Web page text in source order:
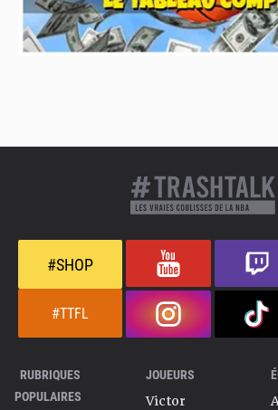
#SHOP
#TTFL
RUBRIQUES
POPULAIRES
JOUEURS
Victor